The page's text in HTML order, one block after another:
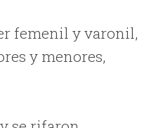
femenil y varonil,
y menores,